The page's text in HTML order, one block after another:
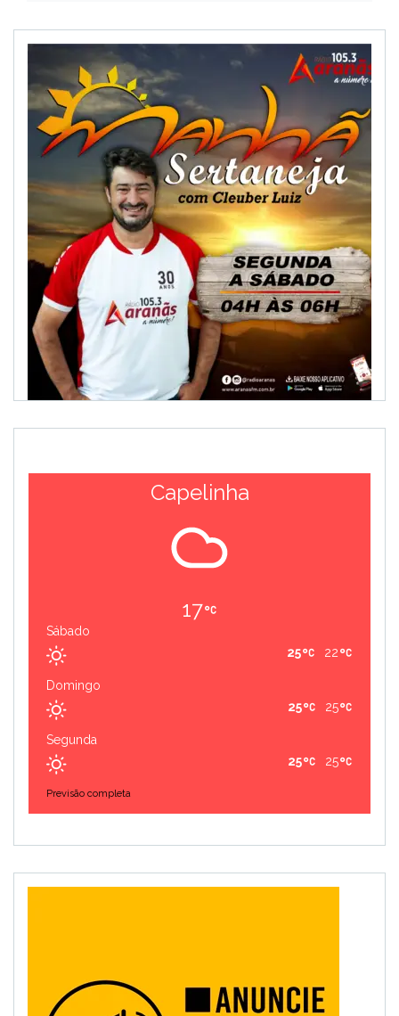
Capelinha
17
Sábado
22
25
Domingo
25
25
Segunda
25
25
Previsão completa